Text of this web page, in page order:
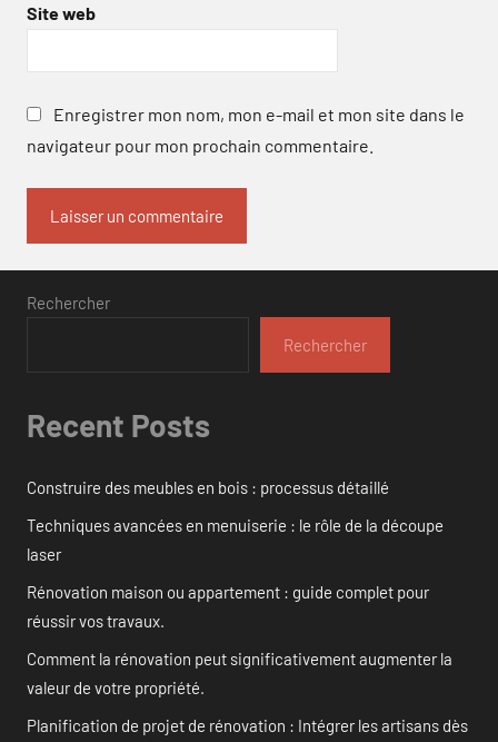
Site web
Enregistrer mon nom, mon e-mail et mon site dans le
navigateur pour mon prochain commentaire.
Rechercher
Rechercher
Recent Posts
Construire des meubles en bois : processus détaillé
Techniques avancées en menuiserie : le rôle de la découpe
laser
Rénovation maison ou appartement : guide complet pour
réussir vos travaux.
Comment la rénovation peut significativement augmenter la
valeur de votre propriété.
Planification de projet de rénovation : Intégrer les artisans dès